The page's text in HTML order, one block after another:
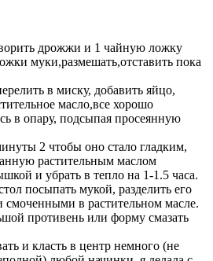
дрожжи и 1 чайную ложку
муки,размешать,отставить пока
в миску, добавить яйцо,
масло,все хорошо
в опару, подсыпая просеянную
2 чтобы оно стало гладким,
растительным маслом
и убрать в тепло на 1-1.5 часа.
посыпать мукой, разделить его
смоченными в растительном масле.
противень или форму смазать
и класть в центр немного (не